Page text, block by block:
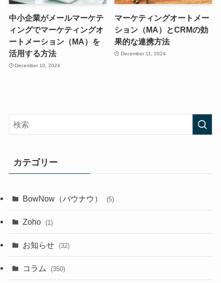
中小企業がメールマーケテ
ィングでマーケティングオ
ートメーション（MA）を
活用する方法
December 10, 2024
マーケティングオートメー
ション（MA）とCRMの効
果的な連携方法
December 11, 2024
カテゴリー
BowNow（バウナウ） (5)
Zoho (1)
お知らせ (32)
コラム (350)